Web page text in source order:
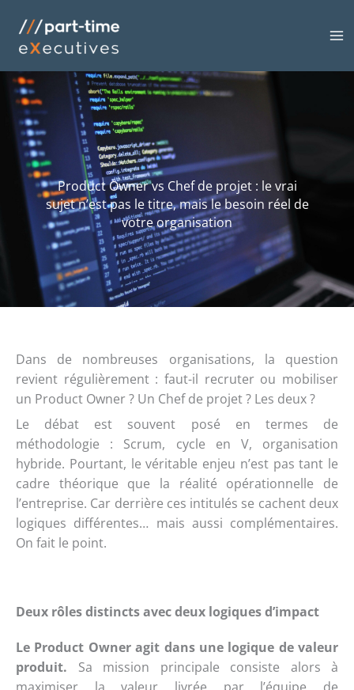
contenu
Product Owner vs Chef de projet : le vrai
sujet n’est pas le titre, mais le besoin réel de
votre organisation
Dans de nombreuses organisations, la question
revient régulièrement : faut-il recruter ou mobiliser
un Product Owner ? Un Chef de projet ? Les deux ?
Le débat est souvent posé en termes de
méthodologie : Scrum, cycle en V, organisation
hybride. Pourtant, le véritable enjeu n’est pas tant le
cadre théorique que la réalité opérationnelle de
l’entreprise. Car derrière ces intitulés se cachent deux
logiques différentes… mais aussi complémentaires.
On fait le point.
Deux rôles distincts avec deux logiques d’impact
Le Product Owner agit dans une logique de valeur
produit. Sa mission principale consiste alors à